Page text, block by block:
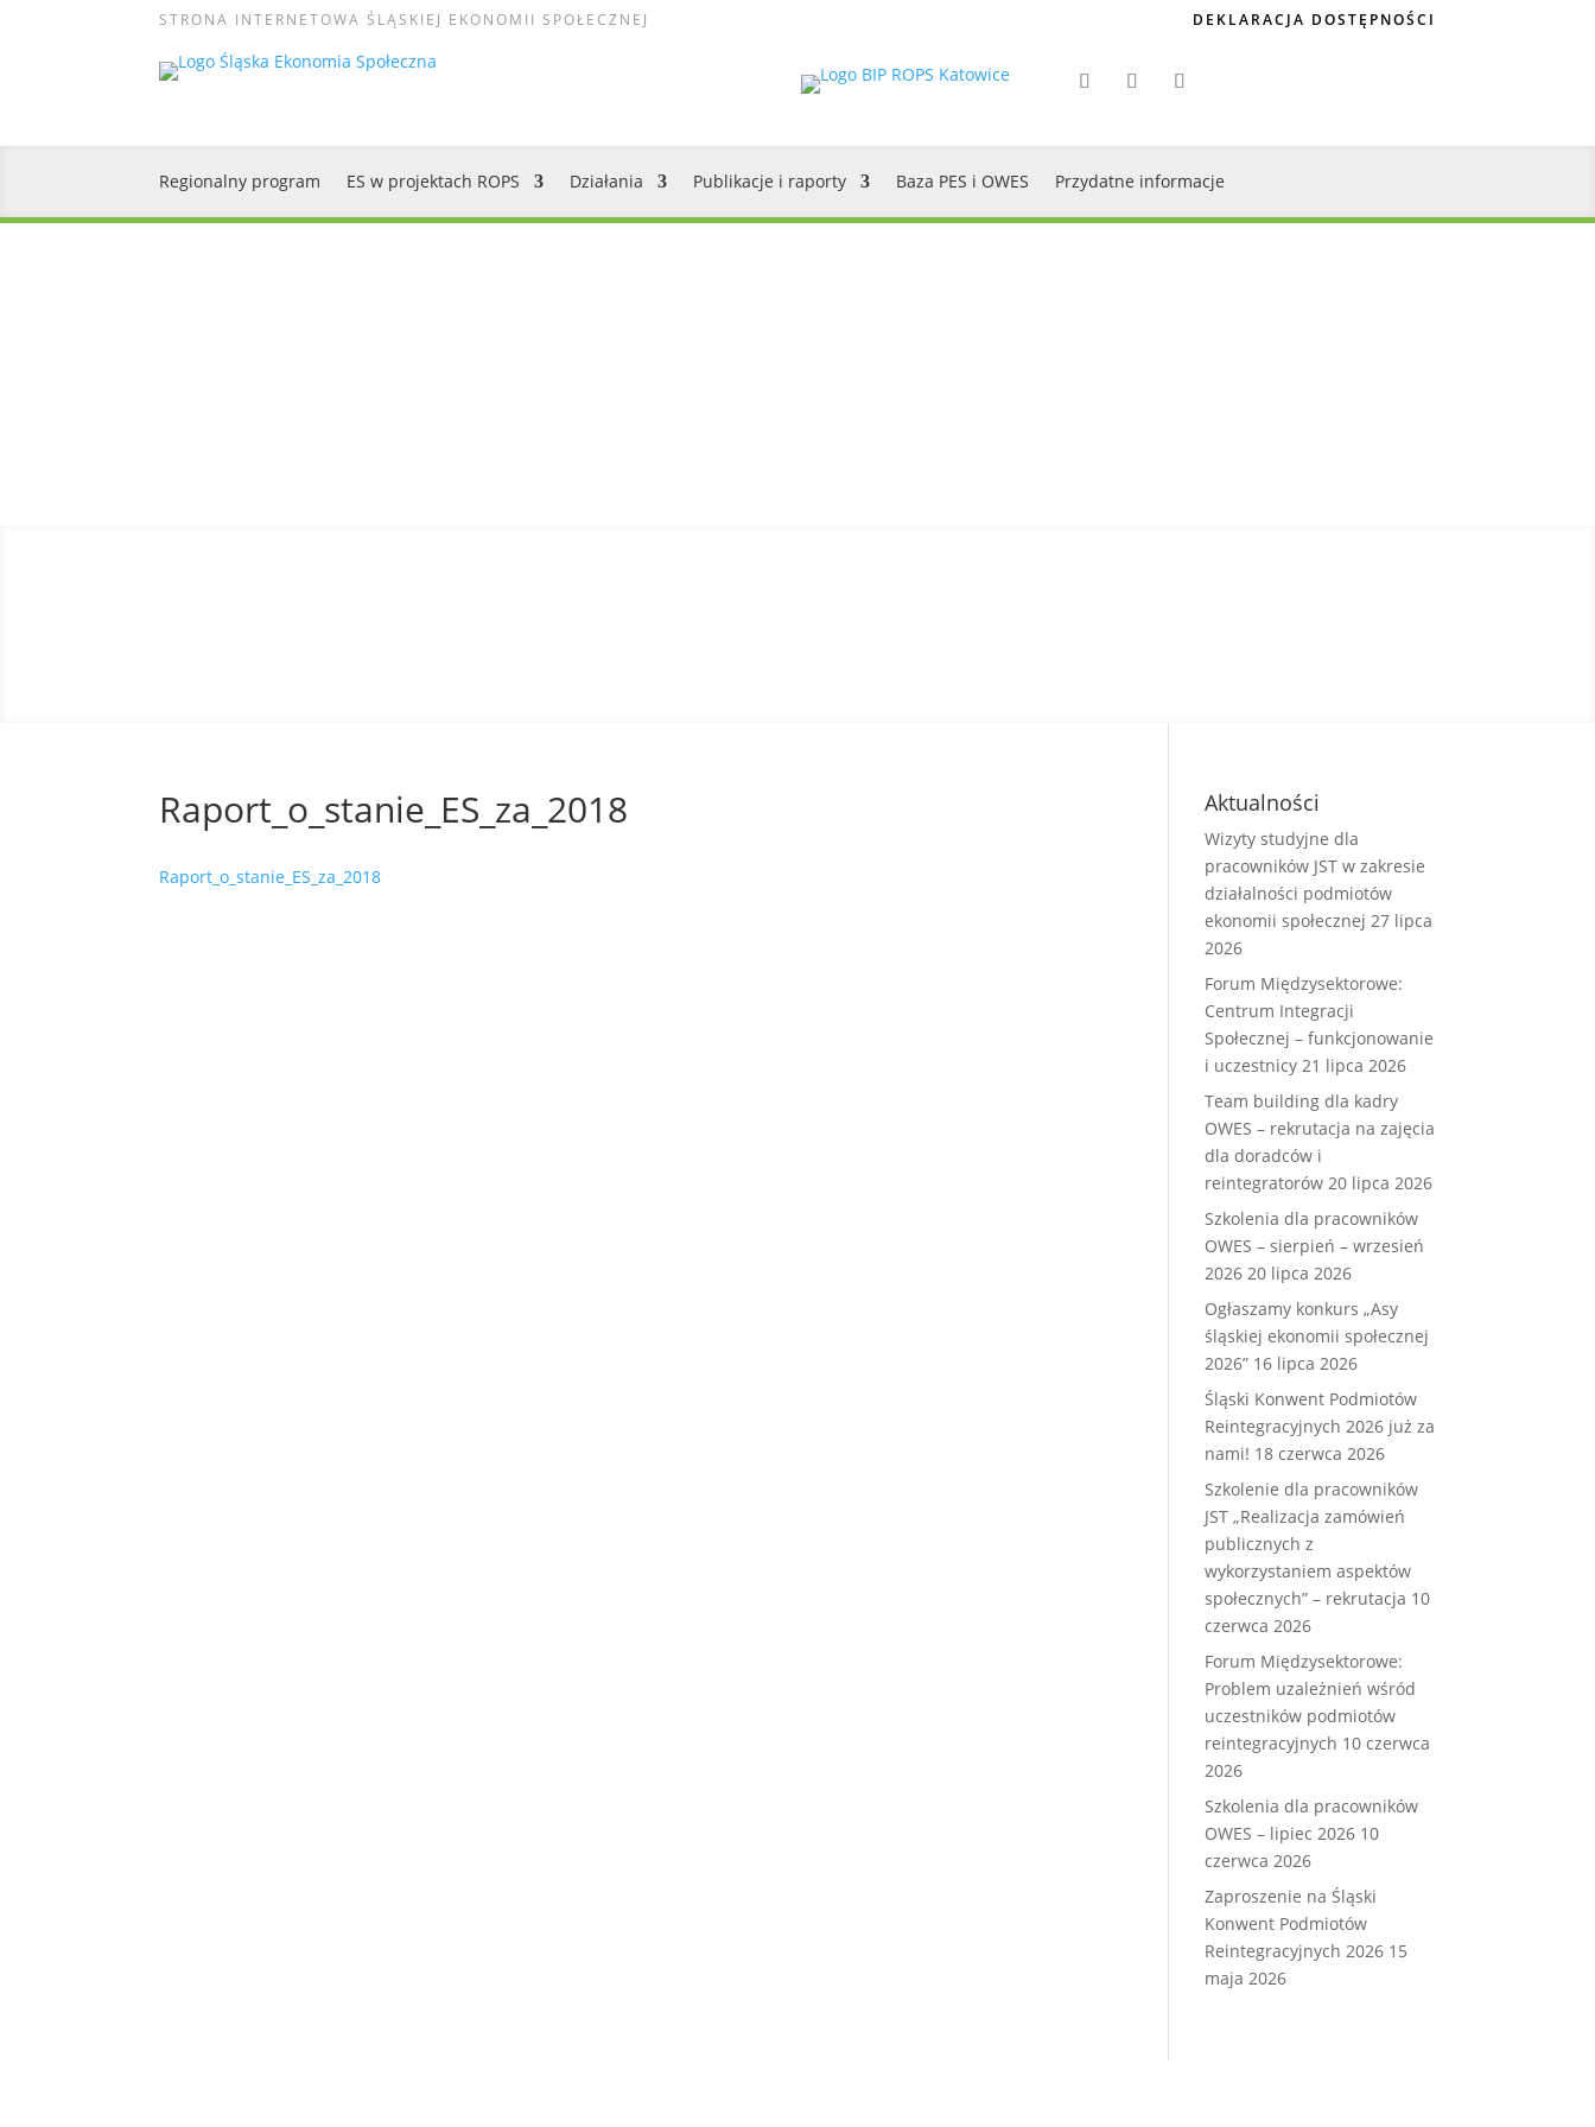
STRONA INTERNETOWA ŚLĄSKIEJ EKONOMII SPOŁECZNEJ DEKLARACJA DOSTĘPNOŚCI
Regionalny program ES w projektach ROPS Działania Publikacje i raporty Baza PES i OWES Przydatne informacje
Raport_o_stanie_ES_za_2018
Raport_o_stanie_ES_za_2018
Aktualności
Wizyty studyjne dla
pracowników JST w zakresie
działalności podmiotów
ekonomii społecznej 27 lipca
2026
Forum Międzysektorowe:
Centrum Integracji
Społecznej – funkcjonowanie
i uczestnicy 21 lipca 2026
Team building dla kadry
OWES – rekrutacja na zajęcia
dla doradców i
reintegratorów 20 lipca 2026
Szkolenia dla pracowników
OWES – sierpień – wrzesień
2026 20 lipca 2026
Ogłaszamy konkurs „Asy
śląskiej ekonomii społecznej
2026” 16 lipca 2026
Śląski Konwent Podmiotów
Reintegracyjnych 2026 już za
nami! 18 czerwca 2026
Szkolenie dla pracowników
JST „Realizacja zamówień
publicznych z
wykorzystaniem aspektów
społecznych” – rekrutacja 10
czerwca 2026
Forum Międzysektorowe:
Problem uzależnień wśród
uczestników podmiotów
reintegracyjnych 10 czerwca
2026
Szkolenia dla pracowników
OWES – lipiec 2026 10
czerwca 2026
Zaproszenie na Śląski
Konwent Podmiotów
Reintegracyjnych 2026 15
maja 2026